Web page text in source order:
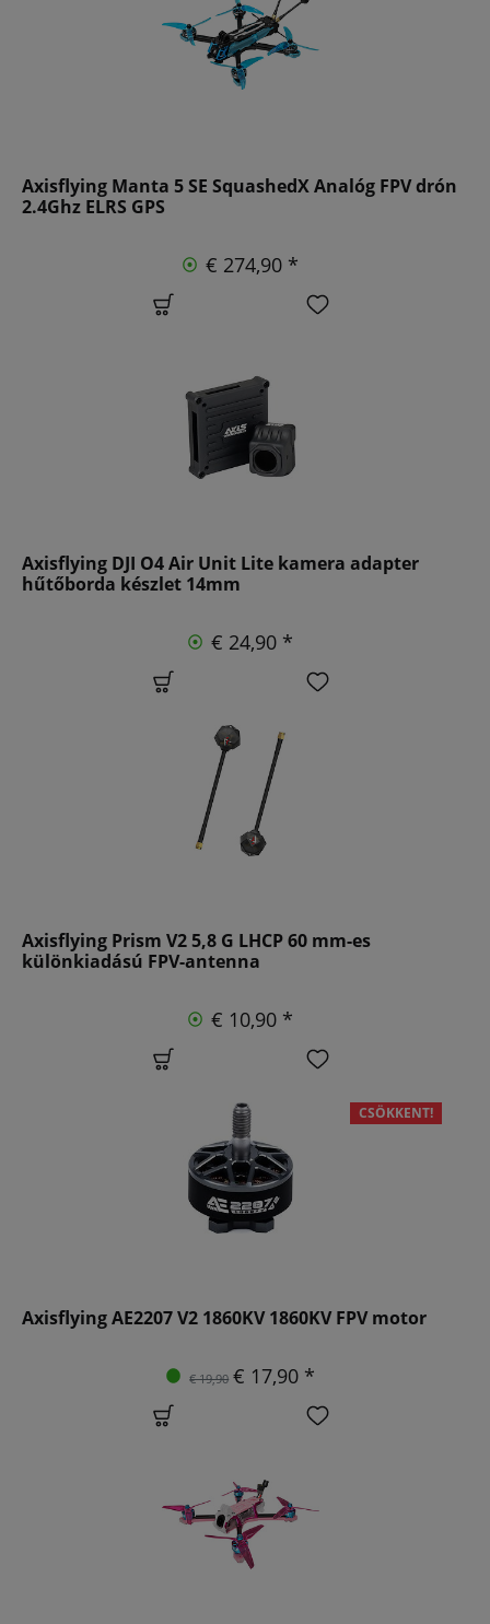
Axisflying Manta 5 SE SquashedX Analóg FPV drón
2.4Ghz ELRS GPS
€ 274,90 *
Axisflying DJI O4 Air Unit Lite kamera adapter
hűtőborda készlet 14mm
€ 24,90 *
Axisflying Prism V2 5,8 G LHCP 60 mm-es
különkiadású FPV-antenna
€ 10,90 *
CSÖKKENT!
Axisflying AE2207 V2 1860KV 1860KV FPV motor
€ 19,90 € 17,90 *